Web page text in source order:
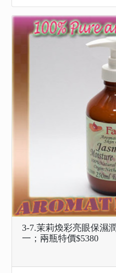
3-7.茉莉煥彩亮眼保濕
一；兩瓶特價$5380